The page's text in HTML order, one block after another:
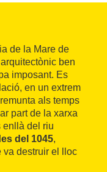
de la Mare de
ben
imposant. Es
en un extrem
als temps
part de la xarxa
enllà del riu
del 1045,
va destruir el lloc